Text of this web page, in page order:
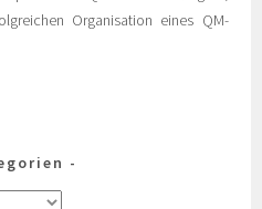
Organisation eines QM-